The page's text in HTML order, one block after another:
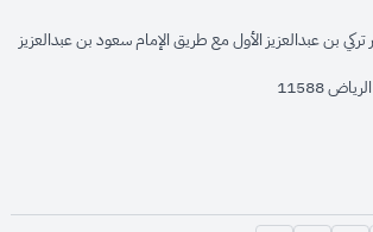
بن عبدالعزيز الأول مع طريق الإمام سعود بن عبدالعزيز